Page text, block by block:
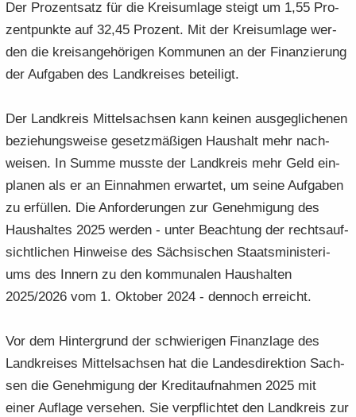
Der Pro­zent­satz für die Kreis­um­la­ge steigt um 1,55 Pro­
zent­punk­te auf 32,45 Pro­zent. Mit der Kreis­um­la­ge wer­
den die kreis­an­ge­hö­ri­gen Kom­mu­nen an der Fi­nan­zie­rung
der Auf­ga­ben des Land­krei­ses be­tei­ligt.
Der Land­kreis Mit­tel­sach­sen kann kei­nen aus­ge­gli­che­nen
be­zie­hungs­wei­se ge­setz­mä­ßi­gen Haus­halt mehr nach­
wei­sen. In Summe muss­te der Land­kreis mehr Geld ein­
pla­nen als er an Ein­nah­men er­war­tet, um seine Auf­ga­ben
zu er­fül­len. Die An­for­de­run­gen zur Ge­neh­mi­gung des
Haus­hal­tes 2025 wer­den - unter Be­ach­tung der rechts­auf­
sicht­li­chen Hin­wei­se des Säch­si­schen Staats­mi­nis­te­ri­
ums des In­nern zu den kom­mu­na­len Haus­hal­ten
2025/2026 vom 1. Ok­to­ber 2024 - den­noch er­reicht.
Vor dem Hin­ter­grund der schwie­ri­gen Fi­nanz­la­ge des
Land­krei­ses Mit­tel­sach­sen hat die Lan­des­di­rek­ti­on Sach­
sen die Ge­neh­mi­gung der Kre­dit­auf­nah­men 2025 mit
einer Auf­la­ge ver­se­hen. Sie ver­pflich­tet den Land­kreis zur